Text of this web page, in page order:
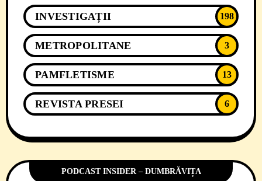
INVESTIGAȚII 198
METROPOLITANE 3
PAMFLETISME 13
REVISTA PRESEI 6
PODCAST INSIDER – DUMBRĂVIȚA